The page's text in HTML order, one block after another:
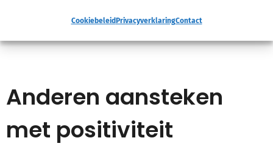
CookiebeleidPrivacyverklaringContact
Anderen aansteken
met positiviteit